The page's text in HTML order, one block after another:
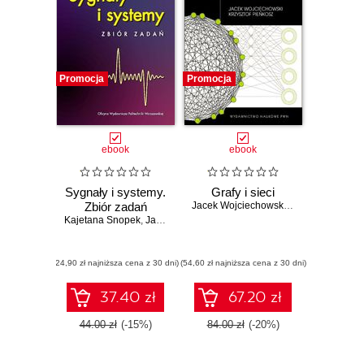
Promocja
ebook
Sygnały i systemy.
Zbiór zadań
Kajetana Snopek, Jacek Wojciechowski
(24,90 zł najniższa cena z 30 dni)
37.40 zł
44.00 zł (-15%)
Promocja
ebook
Grafy i sieci
Jacek Wojciechowski
,Krzysztof
(54,60 zł najniższa cena z 30 dni)
67.20 zł
84.00 zł (-20%)